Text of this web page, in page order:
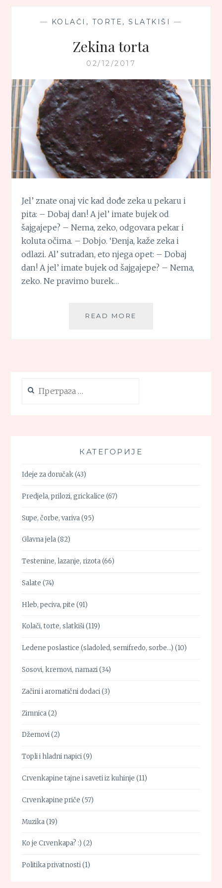
— KOLAČI, TORTE, SLATKIŠI —
Zekina torta
02/12/2017
Jel’ znate onaj vic kad dođe zeka u pekaru i
pita: – Dobaj dan! A jel’ imate bujek od
šajgajepe? – Nema, zeko, odgovara pekar i
koluta očima. – Dobjo. ‘Đenja, kaže zeka i
odlazi. Al’ sutradan, eto njega opet: – Dobaj
dan! A jel’ imate bujek od šajgajepe? – Nema,
zeko. Ne pravimo burek…
READ MORE
за:
КАТЕГОРИЈЕ
Ideje za doručak(43)
Predjela, prilozi, grickalice (67)
Supe, čorbe, variva(95)
Glavna jela(82)
Testenine, lazanje, rizota(66)
Salate (74)
Hleb, peciva, pite (91)
Kolači, torte, slatkiši(119)
Ledene poslastice (sladoled, semifredo, sorbe…) (10)
Sosovi, kremovi, namazi(34)
Začini i aromatični dodaci(3)
Zimnica(2)
Džemovi(2)
Topli i hladni napici(9)
Crvenkapine tajne i saveti iz kuhinje (11)
Crvenkapine priče (57)
Muzika(19)
Ko je Crvenkapa? :) (2)
Politika privatnosti(1)